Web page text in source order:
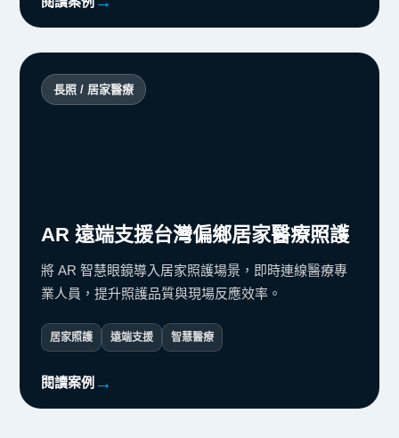
長照 / 居家醫療
AR 遠端支援台灣偏鄉居家醫療照護
將 AR 智慧眼鏡導入居家照護場景，即時連線醫療專
業人員，提升照護品質與現場反應效率。
居家照護 遠端支援 智慧醫療
閱讀案例